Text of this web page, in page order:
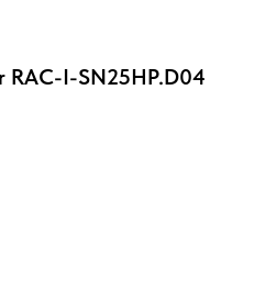
RAC-I-SN25HP.D04